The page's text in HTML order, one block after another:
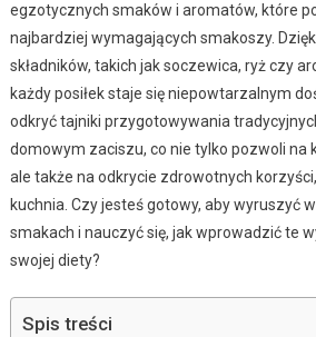
egzotycznych smaków i aromatów, które
najbardziej wymagających smakoszy.
składników, takich jak soczewica, ryż czy
każdy posiłek staje się niepowtarzalnym
odkryć tajniki przygotowywania
domowym zaciszu, co nie tylko pozwoli na
ale także na odkrycie zdrowotnych
kuchnia. Czy jesteś gotowy, aby wyruszyć
smakach i nauczyć się, jak wprowadzić te
swojej diety?
Spis treści